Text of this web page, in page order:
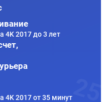
4K 2017 до 3 лет
4K 2017 от 35 минут